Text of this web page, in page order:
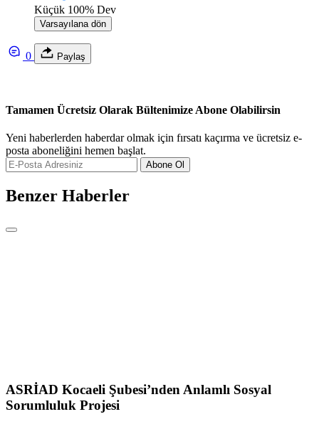
Küçük 100% Dev
Varsayılana dön
0 Paylaş
Tamamen Ücretsiz Olarak Bültenimize Abone Olabilirsin
Yeni haberlerden haberdar olmak için fırsatı kaçırma ve ücretsiz e-
posta aboneliğini hemen başlat.
Abone Ol
Benzer Haberler
ASRİAD Kocaeli Şubesi’nden Anlamlı Sosyal
Sorumluluk Projesi